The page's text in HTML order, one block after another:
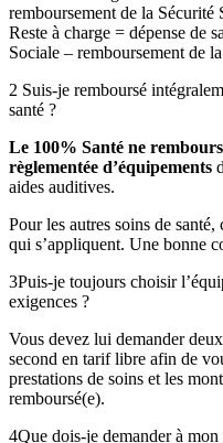
remboursement de la Sécurité
Reste à charge = dépense de
Sociale – remboursement de
2 Suis-je remboursé
santé ?
Le 100% Santé ne
règlementée d’équipements
aides auditives.
Pour les autres soins de
qui s’appliquent. Une bonne
3Puis-je toujours choisir
exigences ?
Vous devez lui demander
second en tarif libre afin de
prestations de soins et les
remboursé(e).
4Que dois-je demander à